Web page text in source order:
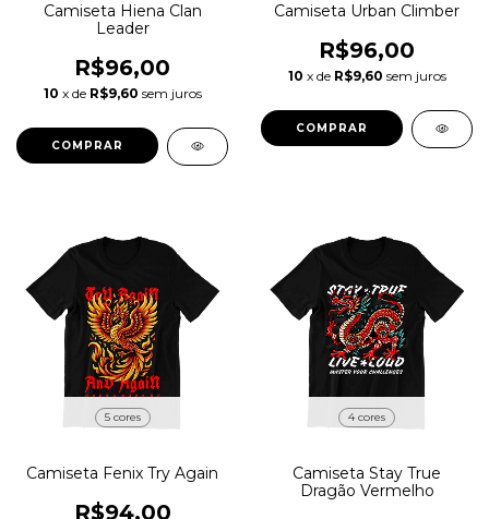
Camiseta Hiena Clan
Leader
R$96,00
10 x de R$9,60 sem juros
COMPRAR
Camiseta Urban Climber
R$96,00
10 x de R$9,60 sem juros
COMPRAR
5 cores
Camiseta Fenix Try Again
R$94,00
4 cores
Camiseta Stay True
Dragão Vermelho